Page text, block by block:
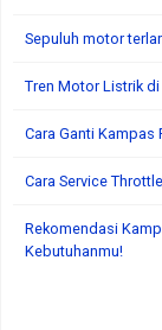
Sepuluh motor
Tren Motor Listrik
Cara Ganti Kampas
Cara Service
Rekomendasi
Kebutuhanmu!